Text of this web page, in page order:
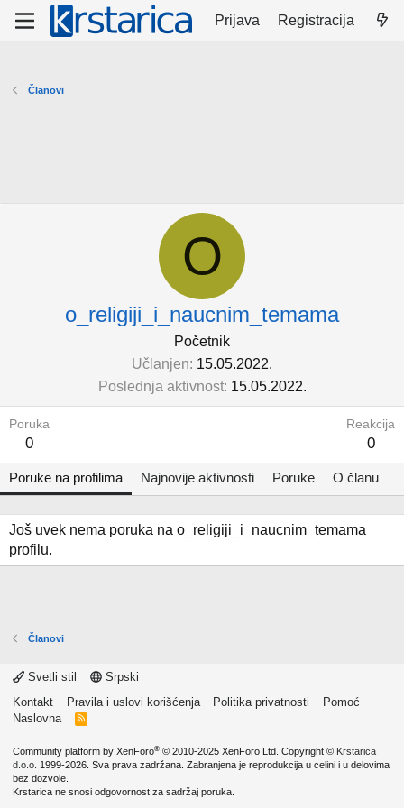
Prijava Registracija
Članovi
O
o_religiji_i_naucnim_temama
Početnik
Učlanjen 15.05.2022.
Poslednja aktivnost 15.05.2022.
Poruka
0
Reakcija
0
Poruke na profilima Najnovije aktivnosti Poruke O članu
Još uvek nema poruka na o_religiji_i_naucnim_temama
profilu.
Članovi
Svetli stil
Srpski
Kontakt
Pravila i uslovi korišćenja Politika privatnosti
Pomoć
Naslovna
R
Community platform by XenForo® © 2010-2025 XenForo Ltd. Copyright © Krstarica
d.o.o. 1999-2026. Sva prava zadržana. Zabranjena je reprodukcija u celini i u delovima
bez dozvole.
Krstarica ne snosi odgovornost za sadržaj poruka.